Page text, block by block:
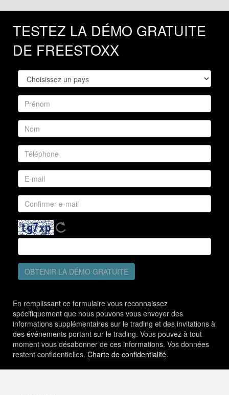
TESTEZ LA DÉMO GRATUITE
DE FREESTOXX
OBTENIR LA DÉMO GRATUITE
En remplissant ce formulaire vous reconnaissez
spécifiquement que nous pouvons vous envoyer des
informations supplémentaires sur le trading et des invitations à
des événements portant sur le trading. Vous pouvez à tout
moment vous désabonner de ces informations. Vos données
restent confidentielles. Charte de confidentialité.